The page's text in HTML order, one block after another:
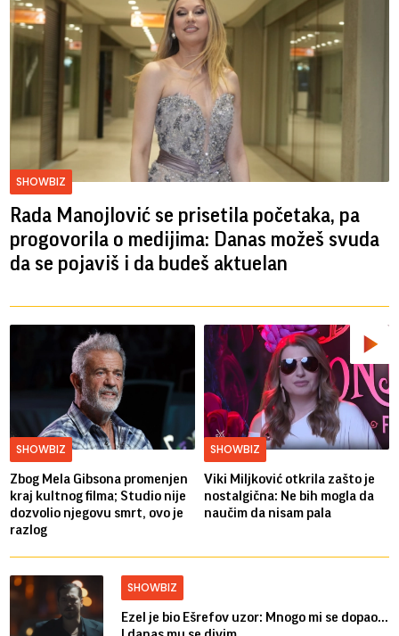
SHOWBIZ
Rada Manojlović se prisetila početaka, pa
progovorila o medijima: Danas možeš svuda
da se pojaviš i da budeš aktuelan
SHOWBIZ
Zbog Mela Gibsona promenjen
kraj kultnog filma; Studio nije
dozvolio njegovu smrt, ovo je
razlog
SHOWBIZ
Viki Miljković otkrila zašto je
nostalgična: Ne bih mogla da
naučim da nisam pala
SHOWBIZ
Ezel je bio Ešrefov uzor: Mnogo mi se dopao...